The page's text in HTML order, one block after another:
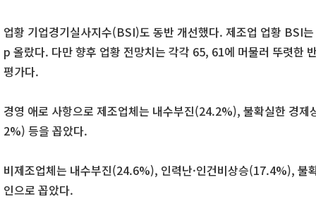
업황 기업경기실사지수(BSI)도 동반 개선했다. 제조업 업황 BSI
p 올랐다. 다만 향후 업황 전망치는 각각 65, 61에 머물러 뚜렷한
평가다.
경영 애로 사항으로 제조업체는 내수부진(24.2%), 불확실한 경
2%) 등을 꼽았다.
비제조업체는 내수부진(24.6%), 인력난·인건비상승(17.4%), 불
인으로 꼽았다.